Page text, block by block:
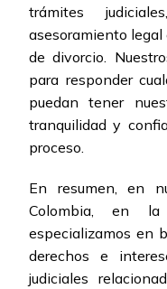
trámites
asesoramiento
de divorcio.
para responder
puedan tener
tranquilidad y
proceso.
En resumen, en
Colombia, en
especializamos en
derechos e
judiciales